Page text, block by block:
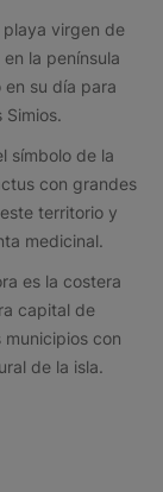
virgen de
la península
su día para
Simios.
símbolo de la
con grandes
territorio y
medicinal.
es la costera
capital de
con
de la isla.